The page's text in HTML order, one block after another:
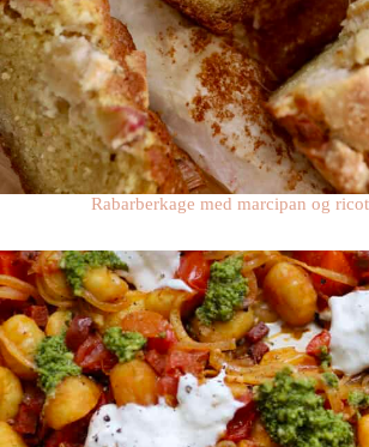
Rabarberkage med marcipan og